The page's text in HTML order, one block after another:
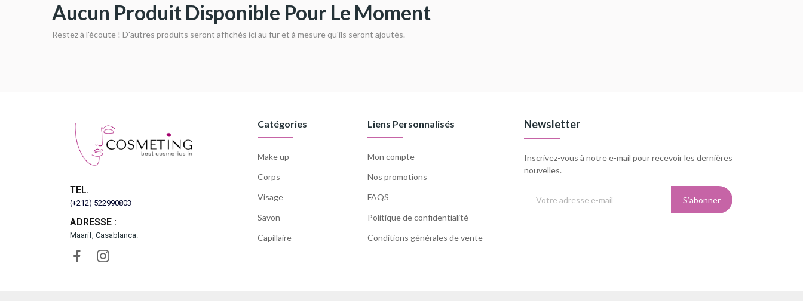
Aucun Produit Disponible Pour Le Moment
Restez à l'écoute ! D'autres produits seront affichés ici au fur et à mesure qu'ils seront ajoutés.
TEL.
(+212) 522990803
ADRESSE :
Maarif, Casablanca.
Catégories
Make up
Corps
Visage
Savon
Capillaire
Liens Personnalisés
Mon compte
Nos promotions
FAQS
Politique de confidentialité
Conditions générales de vente
Newsletter
Inscrivez-vous à notre e-mail pour recevoir les dernières
nouvelles.
S’abonner